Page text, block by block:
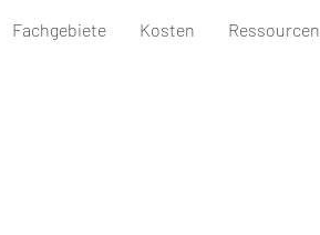
Fachgebiete Kosten Ressourcen